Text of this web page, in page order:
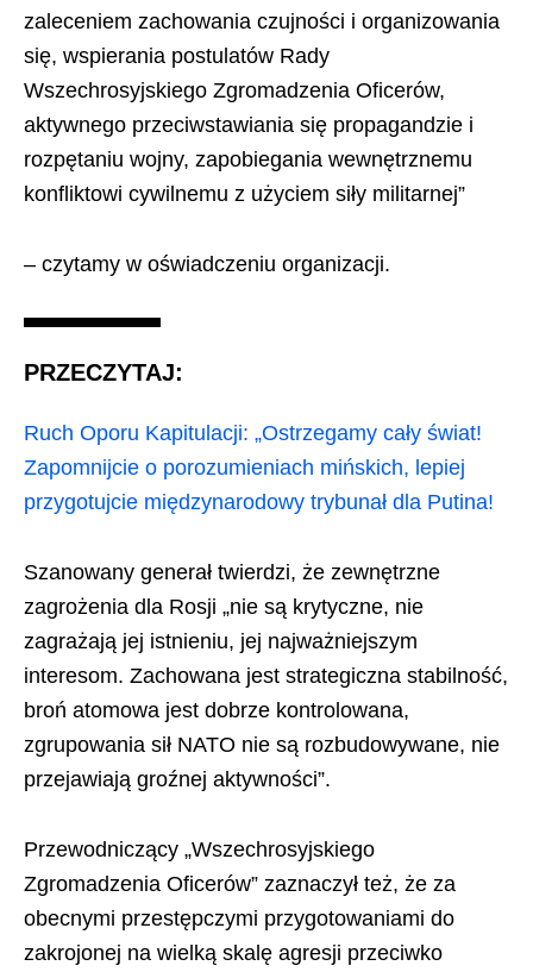
zaleceniem zachowania czujności i organizowania
się, wspierania postulatów Rady
Wszechrosyjskiego Zgromadzenia Oficerów,
aktywnego przeciwstawiania się propagandzie i
rozpętaniu wojny, zapobiegania wewnętrznemu
konfliktowi cywilnemu z użyciem siły militarnej”
– czytamy w oświadczeniu organizacji.
PRZECZYTAJ:
Ruch Oporu Kapitulacji: „Ostrzegamy cały świat!
Zapomnijcie o porozumieniach mińskich, lepiej
przygotujcie międzynarodowy trybunał dla Putina!
Szanowany generał twierdzi, że zewnętrzne
zagrożenia dla Rosji „nie są krytyczne, nie
zagrażają jej istnieniu, jej najważniejszym
interesom. Zachowana jest strategiczna stabilność,
broń atomowa jest dobrze kontrolowana,
zgrupowania sił NATO nie są rozbudowywane, nie
przejawiają groźnej aktywności”.
Przewodniczący „Wszechrosyjskiego
Zgromadzenia Oficerów” zaznaczył też, że za
obecnymi przestępczymi przygotowaniami do
zakrojonej na wielką skalę agresji przeciwko